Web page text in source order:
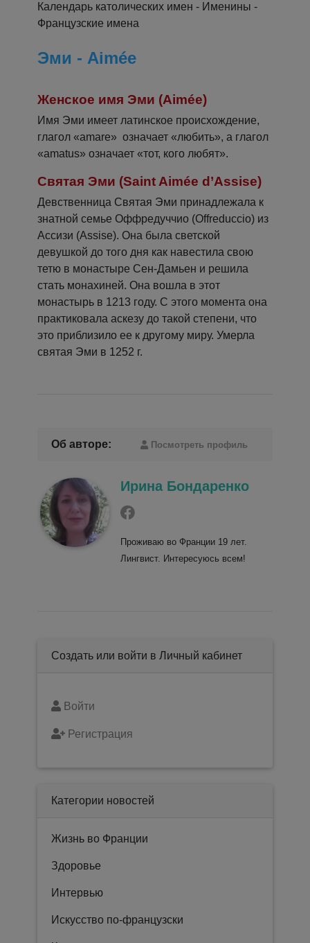
Календарь католических имен - Именины -
Французские имена
Эми - Aimée
Женское имя Эми (Aimée)
Имя Эми имеет латинское происхождение,
глагол «amare» означает «любить», а глагол
«amatus» означает «тот, кого любят».
Святая Эми (Saint Aimée d’Assise)
Девственница Святая Эми принадлежала к
знатной семье Оффредуччио (Offreduccio) из
Ассизи (Assise). Она была светской
девушкой до того дня как навестила свою
тетю в монастыре Сен-Дамьен и решила
стать монахиней. Она вошла в этот
монастырь в 1213 году. С этого момента она
практиковала аскезу до такой степени, что
это приблизило ее к другому миру. Умерла
святая Эми в 1252 г.
Об авторе: Посмотреть профиль
Ирина Бондаренко
Проживаю во Франции 19 лет.
Лингвист. Интересуюсь всем!
Создать или войти в Личный кабинет
Войти
Регистрация
Категории новостей
Жизнь во Франции
Здоровье
Интервью
Искусство по-французски